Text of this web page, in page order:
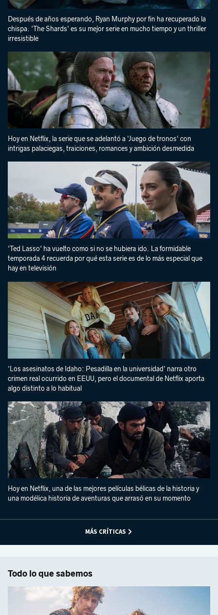
Después de años esperando, Ryan Murphy por fin ha recuperado la
chispa. 'The Shards' es su mejor serie en mucho tiempo y un thriller
irresistible
Hoy en Netflix, la serie que se adelantó a 'Juego de tronos' con
intrigas palaciegas, traiciones, romances y ambición desmedida
'Ted Lasso' ha vuelto como si no se hubiera ido. La formidable
temporada 4 recuerda por qué esta serie es de lo más especial que
hay en televisión
'Los asesinatos de Idaho: Pesadilla en la universidad' narra otro
crimen real ocurrido en EEUU, pero el documental de Netflix aporta
algo distinto a lo habitual
Hoy en Netflix, una de las mejores películas bélicas de la historia y
una modélica historia de aventuras que arrasó en su momento
MÁS CRÍTICAS
Todo lo que sabemos